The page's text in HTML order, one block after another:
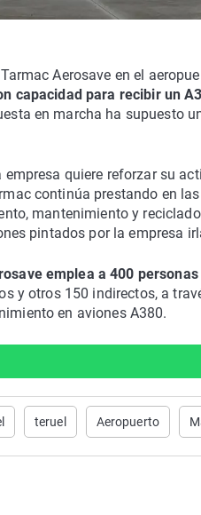
Aerosave en el
capacidad para recibir un
en marcha ha supuesto
empresa quiere reforzar su
continúa prestando en
mantenimiento y
pintados por la empresa
emplea a 400
y otros 150 indirectos, a
en aviones A380.
teruel Aeropuerto